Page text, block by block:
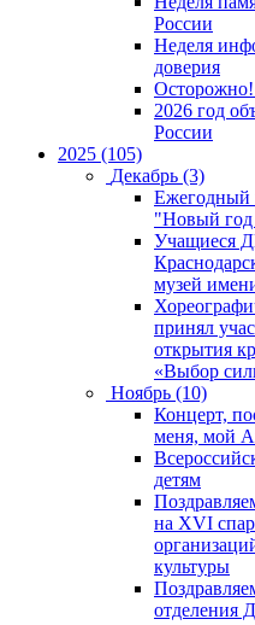
России
Неделя
доверия
Осторожно!
2026 год
России
2025 (105)
Декабрь (3)
Ежегодный
"Новый год
Учащиеся
музей
принял
открытия
«Выбор
Ноябрь (10)
Концерт,
меня, мой
детям
на XVI
культуры
отделения